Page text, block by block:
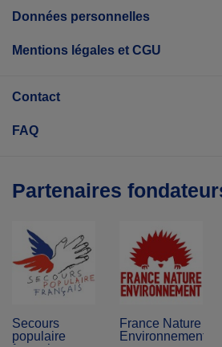
Données personnelles
Mentions légales et CGU
Contact
FAQ
Partenaires
Secours
populaire
France Nature
Environnement